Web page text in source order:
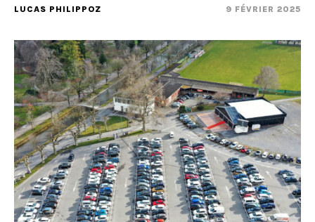
LUCAS PHILIPPOZ 9 FÉVRIER 2025